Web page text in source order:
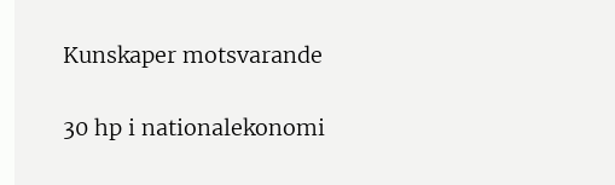
Kunskaper motsvarande
30 hp i nationalekonomi